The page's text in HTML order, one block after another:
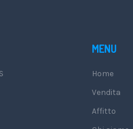
MENU
Home
Vendita
Affitto